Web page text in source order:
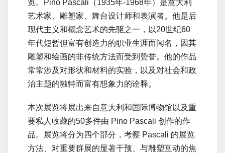
览。Pino Pascali（1935年-1968年）是意大利
艺术家、雕塑家、舞台设计师和表演者。他是后
现代主义和概念艺术的先驱之一，以20世纪60
年代短暂但富有创造力的职业生涯而闻名，因其
雕塑和绘画的非传统方法而受到赞誉。他的作品
常常涉及对形状和材料的实验，以及对社会和政
治主题的独特而富有想象力的诠释。
本次展览将展出来自意大利和国际博物馆以及重
要私人收藏的50多件由 Pino Pascali 创作的作
品。展览将分为四个部分，考察 Pascali 的展览
方法、对重要群展的显著干预、与雕塑互动的焦